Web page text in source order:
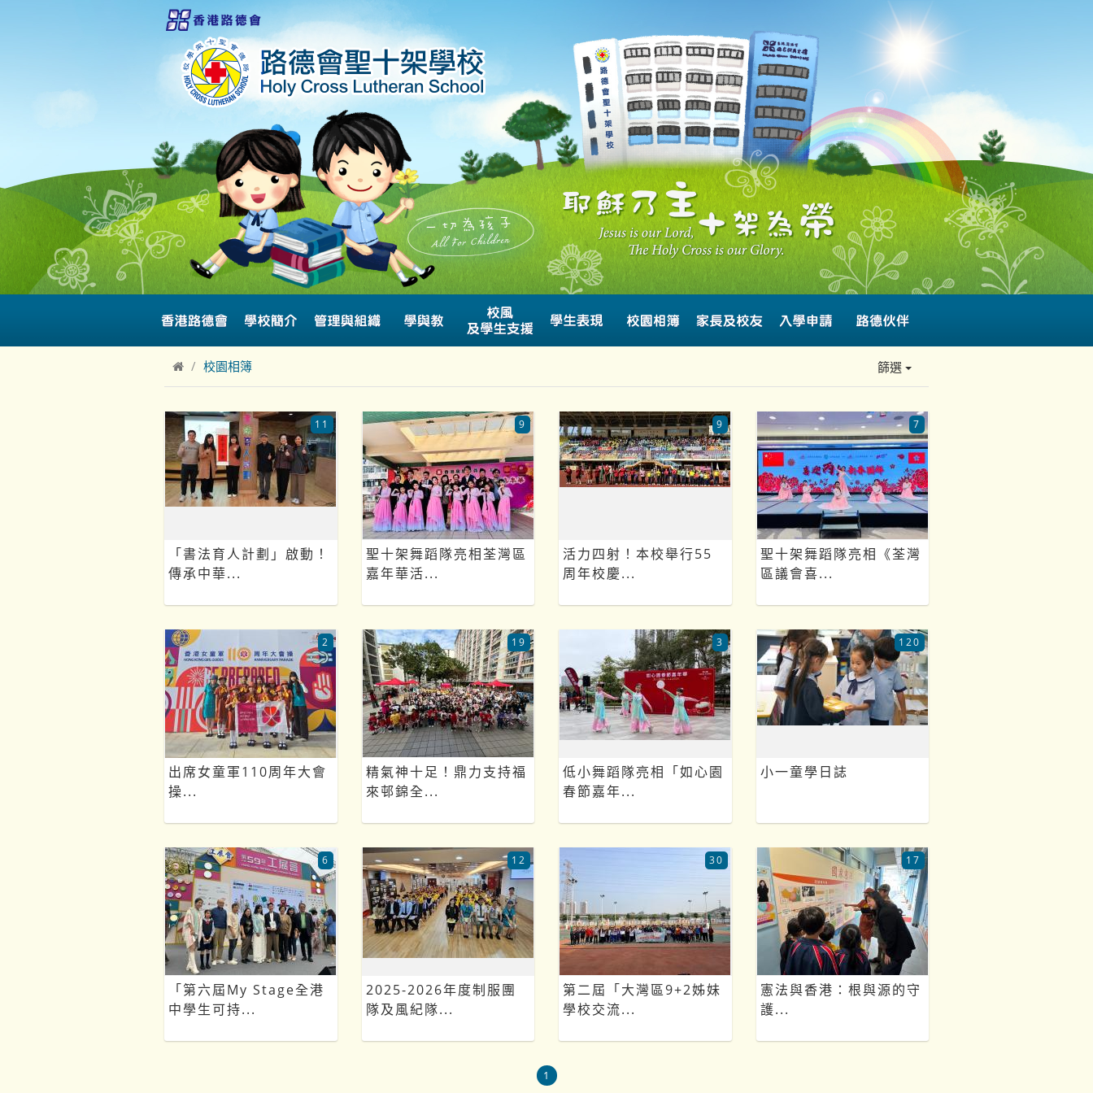
校園相簿 篩選
「書法育人計劃」啟動！
傳承中華...
11
聖十架舞蹈隊亮相荃灣區
嘉年華活...
9
活力四射！本校舉行55
周年校慶...
9
聖十架舞蹈隊亮相《荃灣
區議會喜...
7
出席女童軍110周年大會
操...
2
精氣神十足！鼎力支持福
來邨錦全...
19
低小舞蹈隊亮相「如心園
春節嘉年...
3
小一童學日誌
120
「第六屆My Stage全港
中學生可持...
6
2025-2026年度制服團
隊及風紀隊...
12
第二屆「大灣區9+2姊妹
學校交流...
30
憲法與香港：根與源的守
護...
17
1